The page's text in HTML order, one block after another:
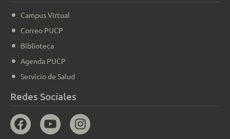
Campus Virtual
Correo PUCP
Biblioteca
Agenda PUCP
Servicio de Salud
Redes Sociales